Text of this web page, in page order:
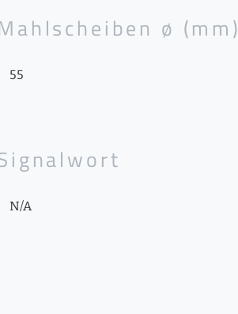
ø (mm)
55
N/A